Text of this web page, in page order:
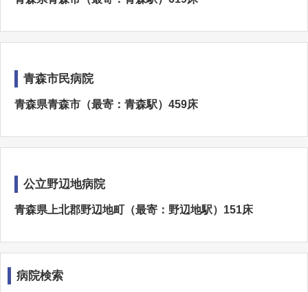
青森市民病院
青森県青森市（最寄：青森駅）459床
公立野辺地病院
青森県上北郡野辺地町（最寄：野辺地駅）151床
病院検索